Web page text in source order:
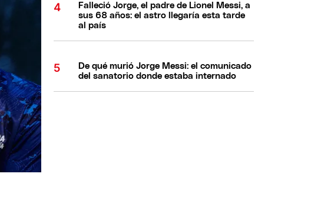
Falleció Jorge, el padre de Lionel Messi, a
sus 68 años: el astro llegaría esta tarde
al país
De qué murió Jorge Messi: el comunicado
del sanatorio donde estaba internado